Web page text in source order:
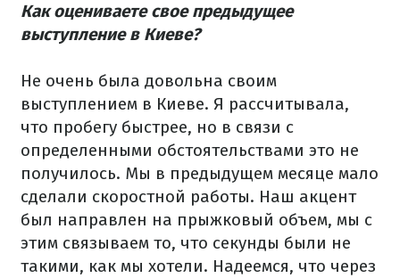
Как оцениваете свое предыдущее
выступление в Киеве?
Не очень была довольна своим
выступлением в Киеве. Я рассчитывала,
что пробегу быстрее, но в связи с
определенными обстоятельствами это не
получилось. Мы в предыдущем месяце мало
сделали скоростной работы. Наш акцент
был направлен на прыжковый объем, мы с
этим связываем то, что секунды были не
такими, как мы хотели. Надеемся, что через